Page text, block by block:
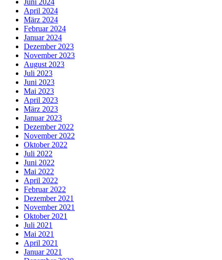
Juni 2024
April 2024
März 2024
Februar 2024
Januar 2024
Dezember 2023
November 2023
August 2023
Juli 2023
Juni 2023
Mai 2023
April 2023
März 2023
Januar 2023
Dezember 2022
November 2022
Oktober 2022
Juli 2022
Juni 2022
Mai 2022
April 2022
Februar 2022
Dezember 2021
November 2021
Oktober 2021
Juli 2021
Mai 2021
April 2021
Januar 2021